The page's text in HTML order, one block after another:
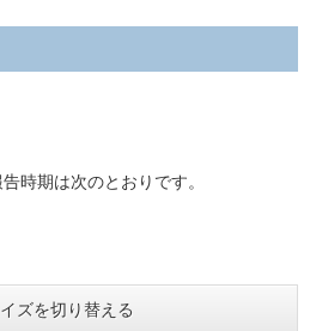
時期は次のとおりです。
ズを切り替える